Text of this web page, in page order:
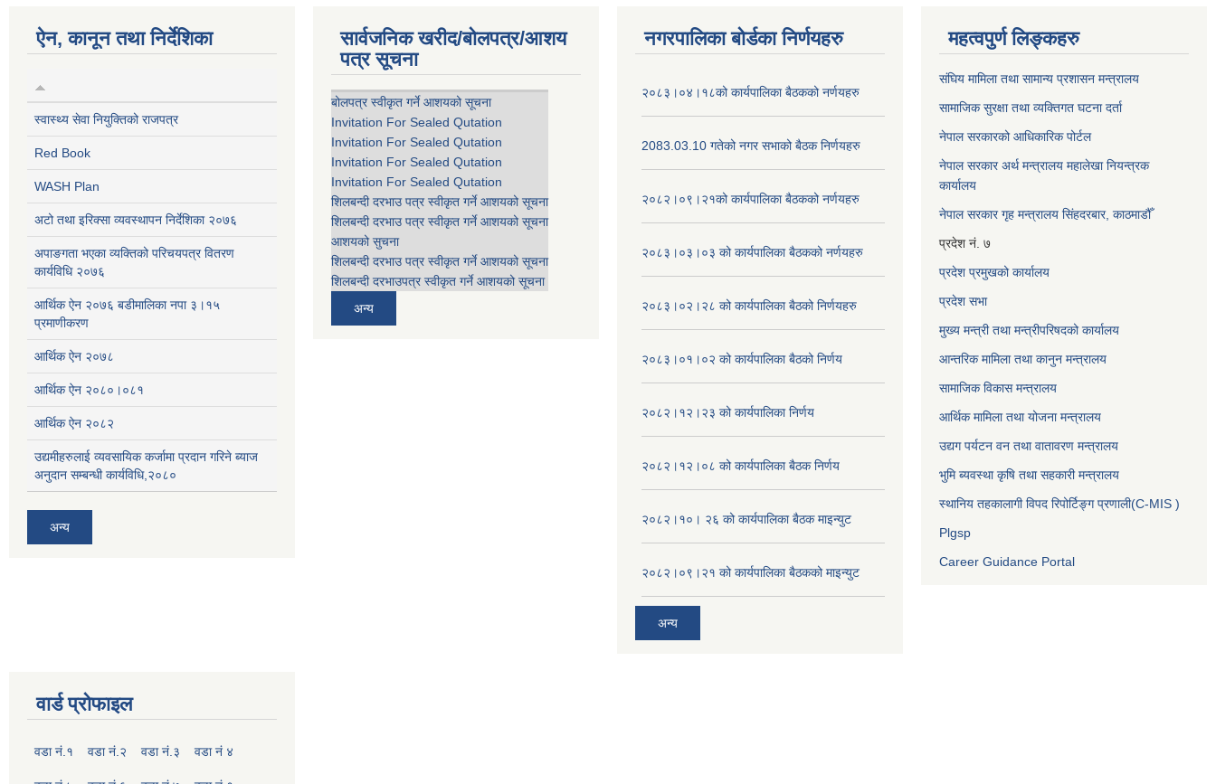
ऐन, कानून तथा निर्देशिका
स्वास्थ्य सेवा नियुक्तिको राजपत्र
Red Book
WASH Plan
अटो तथा इरिक्सा व्यवस्थापन निर्देशिका २०७६
अपाङगता भएका व्यक्तिको परिचयपत्र वितरण
कार्यविधि २०७६
आर्थिक ऐन २०७६ बडीमालिका नपा ३।१५
प्रमाणीकरण
आर्थिक ऐन २०७८
आर्थिक ऐन २०८०।०८१
आर्थिक ऐन २०८२
उद्यमीहरुलाई व्यवसायिक कर्जामा प्रदान गरिने ब्याज
अनुदान सम्बन्धी कार्यविधि,२०८०
अन्य
सार्वजनिक खरीद/बोलपत्र/आशय
पत्र सूचना
बोलपत्र स्वीकृत गर्ने आशयको सूचना
Invitation For Sealed Qutation
Invitation For Sealed Qutation
Invitation For Sealed Qutation
Invitation For Sealed Qutation
शिलबन्दी दरभाउ पत्र स्वीकृत गर्ने आशयको सूचना
शिलबन्दी दरभाउ पत्र स्वीकृत गर्ने आशयको सूचना
आशयको सुचना
शिलबन्दी दरभाउ पत्र स्वीकृत गर्ने आशयको सूचना
शिलबन्दी दरभाउपत्र स्वीकृत गर्ने आशयको सूचना
अन्य
नगरपालिका बोर्डका निर्णयहरु
२०८३।०४।१८को कार्यपालिका बैठकको नर्णयहरु
2083.03.10 गतेको नगर सभाको बैठक निर्णयहरु
२०८२।०९।२१को कार्यपालिका बैठकको नर्णयहरु
२०८३।०३।०३ को कार्यपालिका बैठकको नर्णयहरु
२०८३।०२।२८ को कार्यपालिका बैठको निर्णयहरु
२०८३।०१।०२ को कार्यपालिका बैठको निर्णय
२०८२।१२।२३ को कार्यपालिका निर्णय
२०८२।१२।०८ को कार्यपालिका बैठक निर्णय
२०८२।१०। २६ को कार्यपालिका बैठक माइन्युट
२०८२।०९।२१ को कार्यपालिका बैठकको माइन्युट
अन्य
महत्वपुर्ण लिङ्कहरु
संघिय मामिला तथा सामान्य प्रशासन मन्त्रालय
सामाजिक सुरक्षा तथा व्यक्तिगत घटना दर्ता
नेपाल सरकारको आधिकारिक पोर्टल
नेपाल सरकार अर्थ मन्त्रालय महालेखा नियन्त्रक
कार्यालय
नेपाल सरकार गृह मन्त्रालय सिंहदरबार, काठमाडौँ
प्रदेश नं. ७
प्रदेश प्रमुखको कार्यालय
प्रदेश सभा
मुख्य मन्त्री तथा मन्त्रीपरिषदको कार्यालय
आन्तरिक मामिला तथा कानुन मन्त्रालय
सामाजिक विकास मन्त्रालय
आर्थिक मामिला तथा योजना मन्त्रालय
उद्यग पर्यटन वन तथा वातावरण मन्त्रालय
भुमि ब्यवस्था कृषि तथा सहकारी मन्त्रालय
स्थानिय तहकालागी विपद रिपोर्टिङ्ग प्रणाली(C-MIS )
Plgsp
Career Guidance Portal
वार्ड प्रोफाइल
वडा नं.१ वडा नं.२ वडा नं.३ वडा नं ४